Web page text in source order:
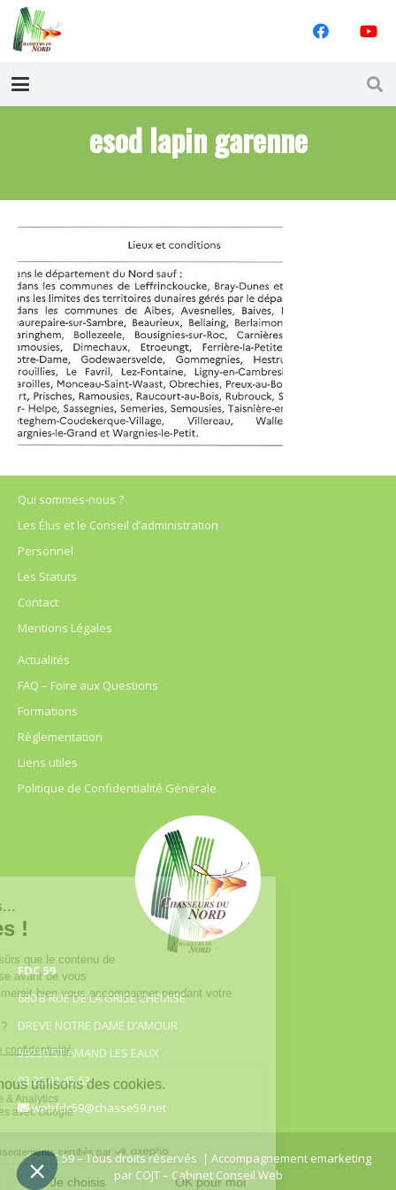
esod lapin garenne
Qui sommes-nous ?
Les Élus et le Conseil d’administration
Personnel
Les Statuts
Contact
Mentions Légales
Actualités
FAQ – Foire aux Questions
Formations
Règlementation
Liens utiles
Politique de Confidentialité Générale
FDC 59
680 B RUE DE LA GRISE CHEMISE
DREVE NOTRE DAME D’AMOUR
59230 ST AMAND LES EAUX
03.20.41.45.63
webfdc59@chasse59.net
© FDC 59 – Tous droits réservés | Accompagnement emarketing
par COJT– Cabinet Conseil Web